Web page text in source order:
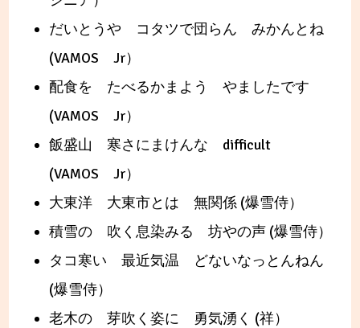
だいとうや コタツで団らん みかんとね
(VAMOS Jr）
配食を たべるかまよう やましたです
(VAMOS Jr）
飯盛山 寒さにまけんな difficult
(VAMOS Jr）
大東洋 大東市とは 無関係 (爆雪侍）
積雪の 吹く息染みる 坊やの声 (爆雪侍）
タコ寒い 最近気温 どないなっとんねん
(爆雪侍）
老木の 芽吹く姿に 勇気湧く (祥）